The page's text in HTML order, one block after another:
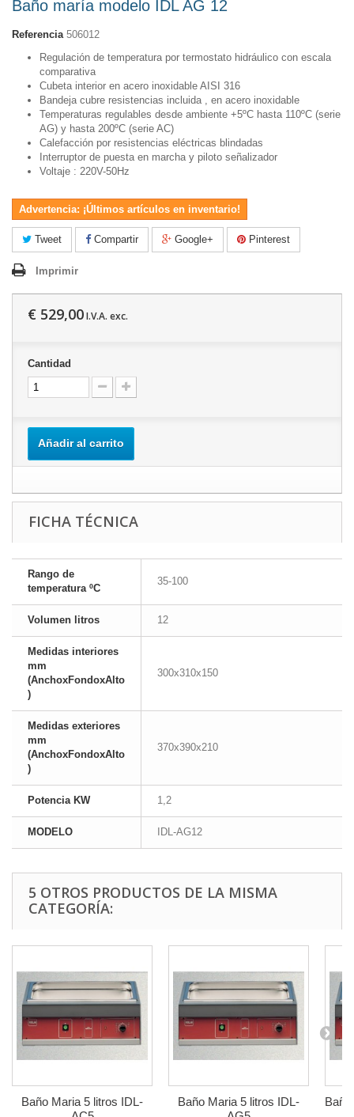
Baño maría modelo IDL AG 12
Referencia 506012
Regulación de temperatura por termostato hidráulico con escala
comparativa
Cubeta interior en acero inoxidable AISI 316
Bandeja cubre resistencias incluida , en acero inoxidable
Temperaturas regulables desde ambiente +5ºC hasta 110ºC (serie
AG) y hasta 200ºC (serie AC)
Calefacción por resistencias eléctricas blindadas
Interruptor de puesta en marcha y piloto señalizador
Voltaje : 220V-50Hz
Advertencia: ¡Últimos artículos en inventario!
Tweet Compartir Google+ Pinterest
Imprimir
€ 529,00I.V.A. exc.
Cantidad
Añadir al carrito
FICHA TÉCNICA
Rango de
temperatura ºC
35-100
Volumen litros 12
Medidas interiores
mm
(AnchoxFondoxAlto
)
300x310x150
Medidas exteriores
mm
(AnchoxFondoxAlto
)
370x390x210
Potencia KW 1,2
MODELO IDL-AG12
5 OTROS PRODUCTOS DE LA MISMA
CATEGORÍA:
Baño Maria 5 litros IDL-
Baño Maria 5 litros IDL-